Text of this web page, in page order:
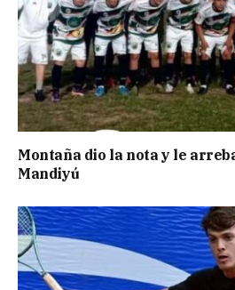
Montaña dio la nota y le
Mandiyú